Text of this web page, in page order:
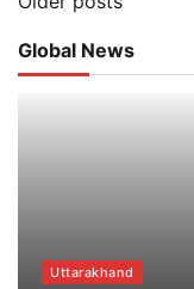
navigation
Global News
Uttarakhand